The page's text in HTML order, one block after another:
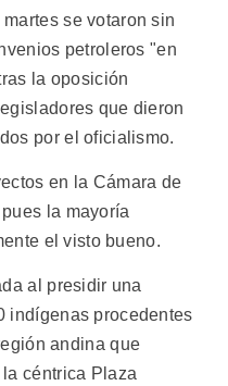
se votaron sin
petroleros "en
la oposición
que dieron
por el oficialismo.
en la Cámara de
la mayoría
el visto bueno.
al presidir una
indígenas procedentes
andina que
céntrica Plaza